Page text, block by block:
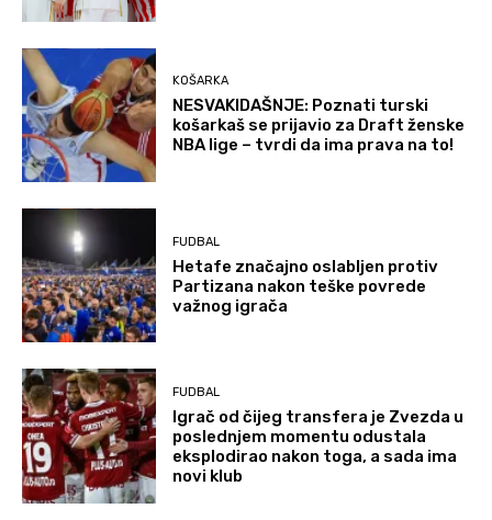
KOŠARKA
NESVAKIDAŠNJE: Poznati turski
košarkaš se prijavio za Draft ženske
NBA lige – tvrdi da ima prava na to!
FUDBAL
Hetafe značajno oslabljen protiv
Partizana nakon teške povrede
važnog igrača
FUDBAL
Igrač od čijeg transfera je Zvezda u
poslednjem momentu odustala
eksplodirao nakon toga, a sada ima
novi klub